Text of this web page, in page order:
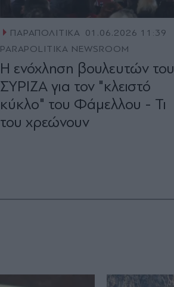
ΠΑΡΑΠΟΛΙΤΙΚΑ 01.06.2026 11:39
PARAPOLITIKA NEWSROOM
Η ενόχληση βουλευτών του
ΣΥΡΙΖΑ για τον "κλειστό
κύκλο" του Φάμελλου - Τι
του χρεώνουν